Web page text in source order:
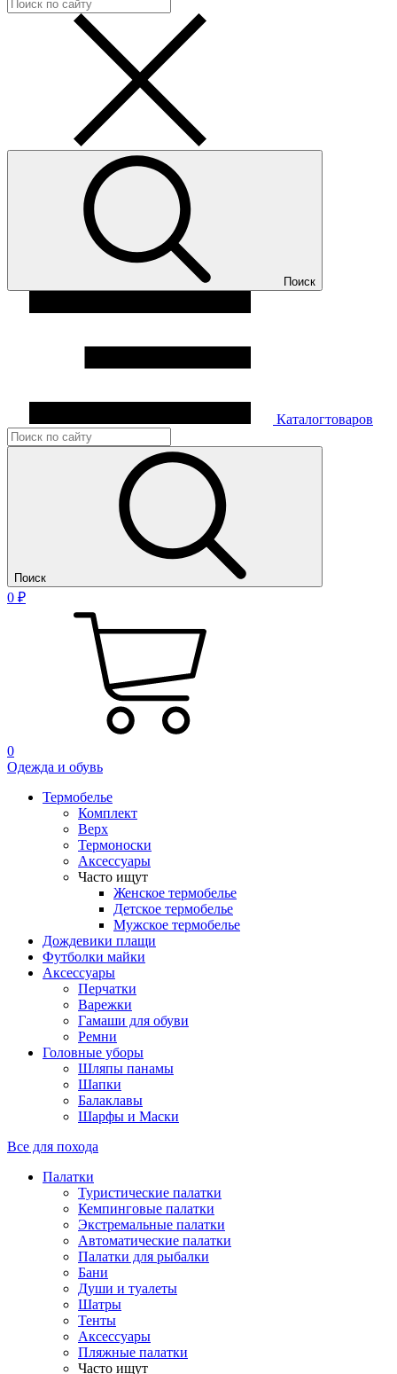
Поиск
Каталогтоваров
Поиск
0 ₽
0
Одежда и обувь
Термобелье
Комплект
Верх
Термоноски
Аксессуары
Часто ищут
Женское термобелье
Детское термобелье
Мужское термобелье
Дождевики плащи
Футболки майки
Аксессуары
Перчатки
Варежки
Гамаши для обуви
Ремни
Головные уборы
Шляпы панамы
Шапки
Балаклавы
Шарфы и Маски
Все для похода
Палатки
Туристические палатки
Кемпинговые палатки
Экстремальные палатки
Автоматические палатки
Палатки для рыбалки
Бани
Души и туалеты
Шатры
Тенты
Аксессуары
Пляжные палатки
Часто ищут